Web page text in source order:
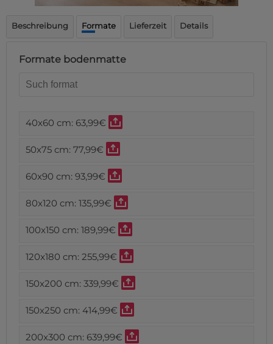
Custom skateboard deck
Lieferzeiten
WhatsApp
Beschreibung Formate Lieferzeit Details
Formate bodenmatte
40x60 cm: 63,99€
50x75 cm: 77,99€
60x90 cm: 93,99€
80x120 cm: 135,99€
100x150 cm: 189,99€
120x180 cm: 255,99€
150x200 cm: 339,99€
150x250 cm: 414,99€
200x300 cm: 639,99€